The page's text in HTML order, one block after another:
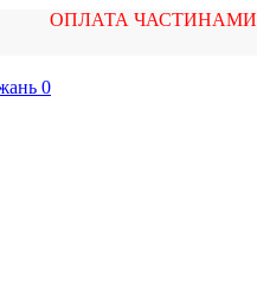
ОПЛАТА ЧАСТИНАМИ
0